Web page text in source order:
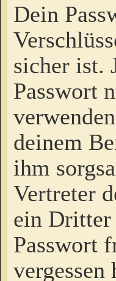
Dein
sicher ist.
Passwort
deinem
ihm
Vertreter
ein Dritter
Passwort